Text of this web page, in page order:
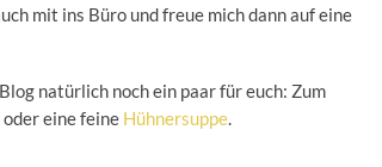
mit ins Büro und freue mich dann auf eine
natürlich noch ein paar für euch: Zum
oder eine feine Hühnersuppe.